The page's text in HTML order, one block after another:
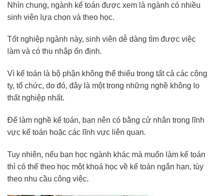
Nhìn chung, ngành kế toán được xem là ngành có nhiều
sinh viên lựa chọn và theo học.
Tốt nghiệp ngành này, sinh viên dễ dàng tìm được việc
làm và có thu nhập ổn định.
Vì kế toán là bộ phận không thể thiếu trong tất cả các công
ty, tổ chức, do đó, đây là một trong những nghề không lo
thất nghiệp nhất.
Để làm nghề kế toán, bạn nên có bằng cử nhân trong lĩnh
vực kế toán hoặc các lĩnh vực liên quan.
Tuy nhiên, nếu bạn học ngành khác mà muốn làm kế toán
thì có thể theo học một khoá học về kế toán ngắn hạn, tùy
theo nhu cầu công việc.